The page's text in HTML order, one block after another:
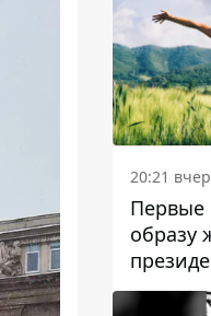
20:21
Первые
образу